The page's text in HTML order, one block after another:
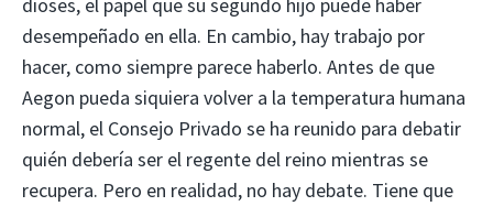
desempeñado en ella. En cambio, hay trabajo por
hacer, como siempre parece haberlo. Antes de que
Aegon pueda siquiera volver a la temperatura humana
normal, el Consejo Privado se ha reunido para debatir
quién debería ser el regente del reino mientras se
recupera. Pero en realidad, no hay debate. Tiene que